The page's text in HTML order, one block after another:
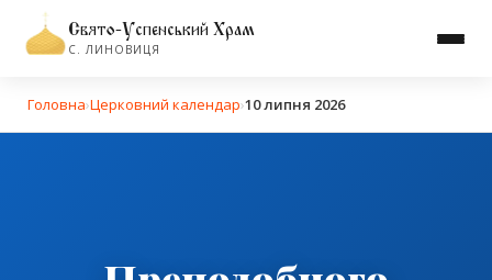
Свято-Успенський Храм
С. ЛИНОВИЦЯ
Головна›Церковний календар›10 липня 2026